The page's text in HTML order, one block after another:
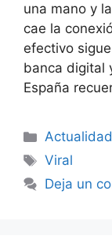
una mano y
cae la
efectivo
banca digital
España
Categorías
Actualidad
Etiquetas
Viral
Deja un